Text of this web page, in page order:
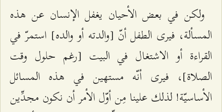
ولكن في بعض الأحيان يغفل الإنسان عن هذه
المسألة، فيرى الطفل أنّ [والدته أو والده] استمرّ في
القراءة أو الاشتغال في البيت [رغم حلول وقت
الصلاة]، فيرى أنّه مستهين في هذه المسائل
الأساسيّة! لذلك علينا مِن أوّل الأمر أن نكون مجدِّين